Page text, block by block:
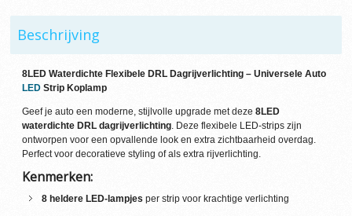
Beschrijving
8LED Waterdichte Flexibele DRL Dagrijverlichting – Universele Auto
LED Strip Koplamp
Geef je auto een moderne, stijlvolle upgrade met deze8LED
waterdichte DRL dagrijverlichting. Deze flexibele LED-strips zijn
ontworpen voor een opvallende look en extra zichtbaarheid overdag.
Perfect voor decoratieve styling of als extra rijverlichting.
Kenmerken:
8 heldere LED-lampjes per strip voor krachtige verlichting